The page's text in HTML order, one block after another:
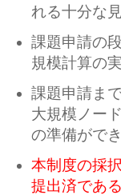
れる十分な
課題申請の
規模計算の
課題申請ま
大規模ノー
の準備がで
本制度の採
提出済であ